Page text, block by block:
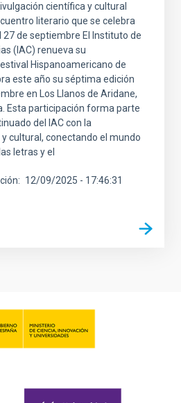
científica y cultural
literario que se celebra
27 de septiembre El Instituto de
(IAC) renueva su
Hispanoamericano de
este año su séptima edición
en Los Llanos de Aridane,
Esta participación forma parte
del IAC con la
cultural, conectando el mundo
letras y el
12/09/2025 - 17:46:31